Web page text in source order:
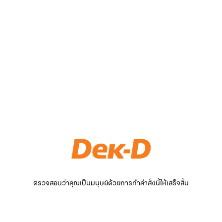
ตรวจสอบว่าคุณเป็นมนุษย์ด้วยการทำคำสั่งนี้ให้เสร็จสิ้น